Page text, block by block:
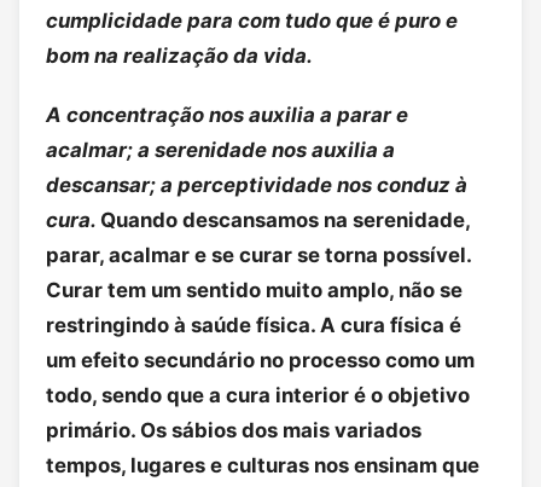
cumplicidade para com tudo que é puro e
bom na realização da vida.
A concentração nos auxilia a parar e
acalmar; a serenidade nos auxilia a
descansar; a perceptividade nos conduz à
cura. Quando descansamos na serenidade,
parar, acalmar e se curar se torna possível.
Curar tem um sentido muito amplo, não se
restringindo à saúde física. A cura física é
um efeito secundário no processo como um
todo, sendo que a cura interior é o objetivo
primário. Os sábios dos mais variados
tempos, lugares e culturas nos ensinam que